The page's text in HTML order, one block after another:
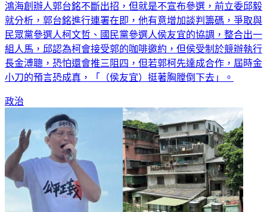
鴻海創辦人郭台銘不斷出招，但就是不宣布參選，前立委邱毅
就分析，郭台銘進行連署在即，他有意增加談判籌碼，爭取與
民眾黨參選人柯文哲、國民黨參選人侯友宜的協調，整合出一
組人馬，邱認為柯會接受郭的咖啡邀約，但侯受制於競辦執行
長金溥聰，恐怕還會推三阻四，但若郭柯先達成合作，屆時金
小刀的預言恐成真，「（侯友宜）挺著胸膛倒下去」。
政治